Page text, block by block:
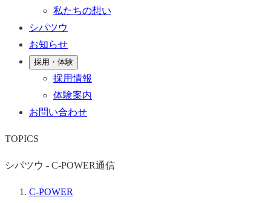
私たちの想い
シパツウ
お知らせ
採用・体験
採用情報
体験案内
お問い合わせ
TOPICS
シパツウ - C-POWER通信
C-POWER